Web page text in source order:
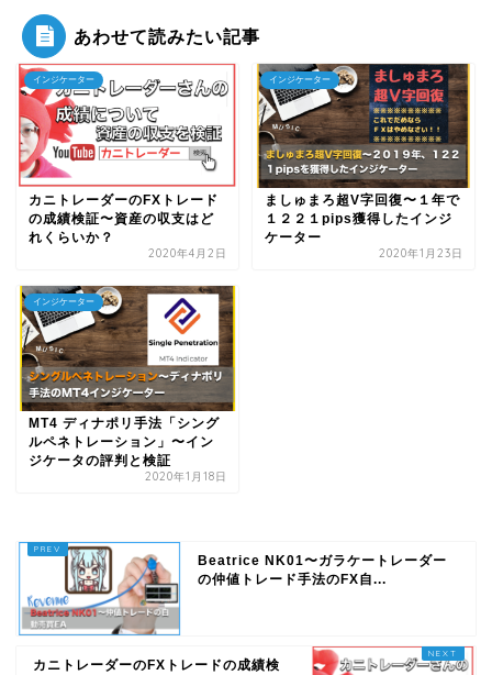
あわせて読みたい記事
インジケーター
カニトレーダーのFXトレード
の成績検証〜資産の収支はど
れくらいか？
2020年4月2日
インジケーター
ましゅまろ超V字回復〜１年で
１２２１pips獲得したインジ
ケーター
2020年1月23日
インジケーター
MT4 ディナポリ手法「シング
ルペネトレーション」〜イン
ジケータの評判と検証
2020年1月18日
Beatrice NK01〜ガラケートレーダー
の仲値トレード手法のFX自...
カニトレーダーのFXトレードの成績検